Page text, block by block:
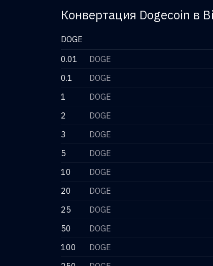
Конвертация Dogecoin в
DOGE
0.01
DOGE
0.1
DOGE
1
DOGE
2
DOGE
3
DOGE
5
DOGE
10
DOGE
20
DOGE
25
DOGE
50
DOGE
100
DOGE